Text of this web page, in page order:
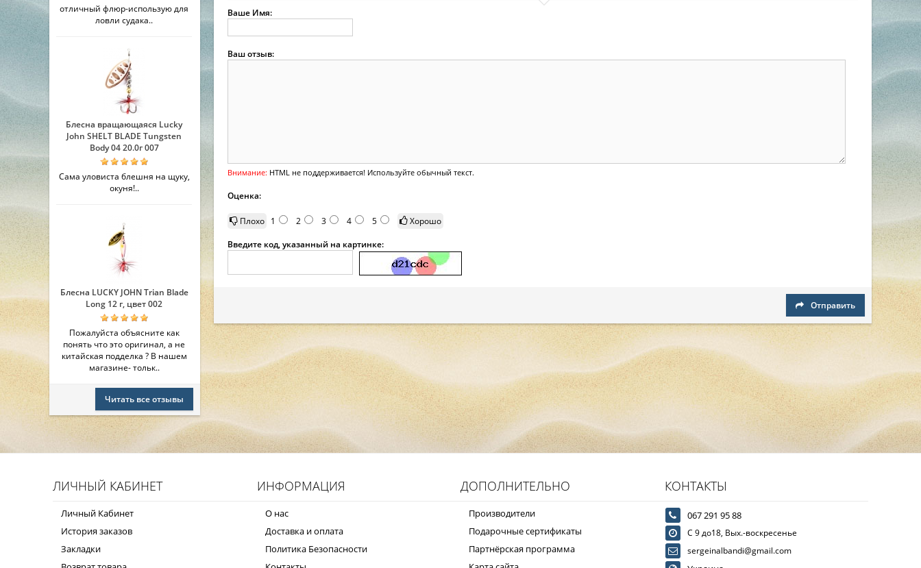
отличный флюр-использую для
ловли судака..
Блесна вращающаяся Lucky
John SHELT BLADE Tungsten
Body 04 20.0г 007
Сама уловиста блешня на щуку,
окуня!..
Блесна LUCKY JOHN Trian Blade
Long 12 г, цвет 002
Пожалуйста объясните как
понять что это оригинал, а не
китайская подделка ? В нашем
магазине- тольк..
Читать все отзывы
Ваше Имя:
Ваш отзыв:
Внимание: HTML не поддерживается! Используйте обычный текст.
Оценка:
Плохо 1 2 3 4 5
Хорошо
Введите код, указанный на картинке:
Отправить
ЛИЧНЫЙ КАБИНЕТ
Личный Кабинет
История заказов
Закладки
ИНФОРМАЦИЯ
О нас
Доставка и оплата
Политика Безопасности
ДОПОЛНИТЕЛЬНО
Производители
Подарочные сертификаты
Партнёрская программа
КОНТАКТЫ
067 291 95 88
С 9 до18, Вых.-воскресенье
sergeinalbandi@gmail.com